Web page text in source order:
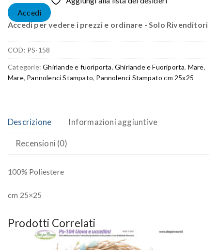
Accedi
Accedi per vedere i prezzi e ordinare - Solo Rivenditori
COD: PS-158
Categorie:Ghirlande e fuoriporta,Ghirlande e Fuoriporta, Mare,
Mare, Pannolenci Stampato, Pannolenci Stampato cm 25x25
Descrizione Informazioni aggiuntive
Recensioni (0)
100% Poliestere
cm 25×25
Prodotti Correlati